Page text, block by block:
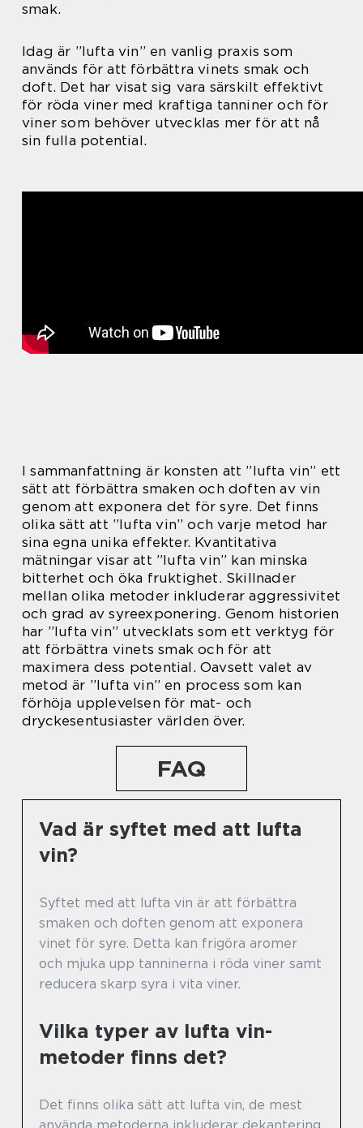
smak.
Idag är ”lufta vin” en vanlig praxis som
används för att förbättra vinets smak och
doft. Det har visat sig vara särskilt effektivt
för röda viner med kraftiga tanniner och för
viner som behöver utvecklas mer för att nå
sin fulla potential.
I sammanfattning är konsten att ”lufta vin” ett
sätt att förbättra smaken och doften av vin
genom att exponera det för syre. Det finns
olika sätt att ”lufta vin” och varje metod har
sina egna unika effekter. Kvantitativa
mätningar visar att ”lufta vin” kan minska
bitterhet och öka fruktighet. Skillnader
mellan olika metoder inkluderar aggressivitet
och grad av syreexponering. Genom historien
har ”lufta vin” utvecklats som ett verktyg för
att förbättra vinets smak och för att
maximera dess potential. Oavsett valet av
metod är ”lufta vin” en process som kan
förhöja upplevelsen för mat- och
dryckesentusiaster världen över.
FAQ
Vad är syftet med att lufta
vin?
Syftet med att lufta vin är att förbättra
smaken och doften genom att exponera
vinet för syre. Detta kan frigöra aromer
och mjuka upp tanninerna i röda viner samt
reducera skarp syra i vita viner.
Vilka typer av lufta vin-
metoder finns det?
Det finns olika sätt att lufta vin, de mest